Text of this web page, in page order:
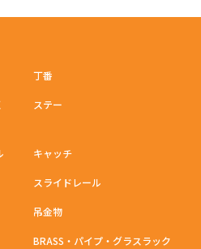
丁番
ステー
キャッチ
スライドレール
吊金物
BRASS・パイプ・グラスラック